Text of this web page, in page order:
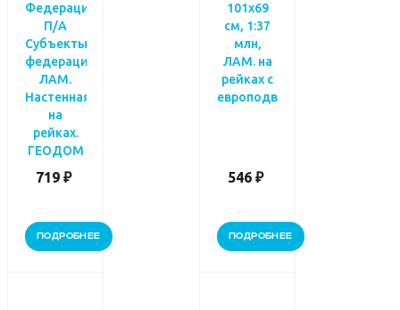
Федерация
П/А
Субъекты
федерации.
ЛАМ.
Настенная
на
рейках.
ГЕОДОМ
719 ₽
ПОДРОБНЕЕ
101х69
см, 1:37
млн,
ЛАМ. на
рейках с
европодвесом
546 ₽
ПОДРОБНЕЕ